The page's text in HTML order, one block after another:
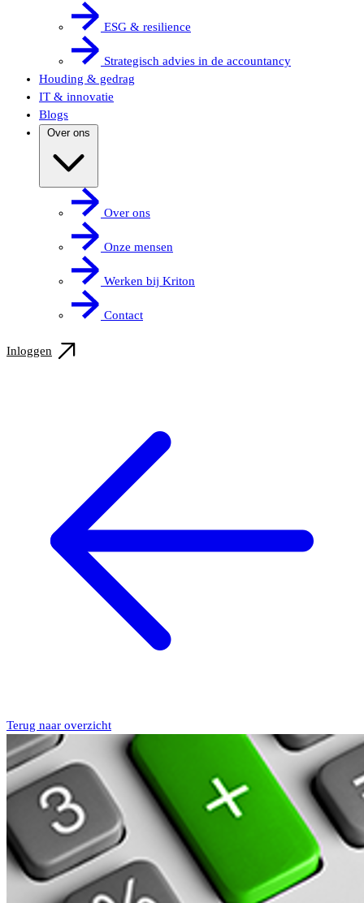
ESG & resilience
Strategisch advies in de accountancy
Houding & gedrag
IT & innovatie
Blogs
Over ons
Over ons
Onze mensen
Werken bij Kriton
Contact
Inloggen
Terug naar overzicht